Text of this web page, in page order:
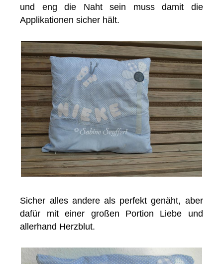
und eng die Naht sein muss damit die
Applikationen sicher hält.
Sicher alles andere als perfekt genäht, aber
dafür mit einer großen Portion Liebe und
allerhand Herzblut.